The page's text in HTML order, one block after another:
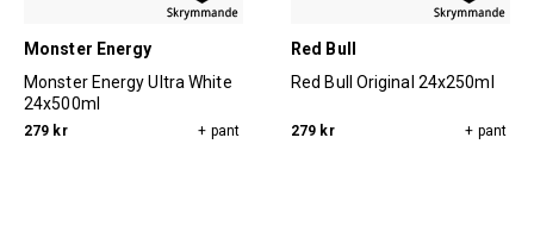
Monster Energy
Monster Energy Ultra White
24x500ml
279 kr + pant
Red Bull
Red Bull Original 24x250ml
279 kr + pant